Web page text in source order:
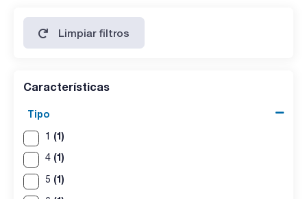
Limpiar filtros
Características
Tipo
1 (1)
4 (1)
5 (1)